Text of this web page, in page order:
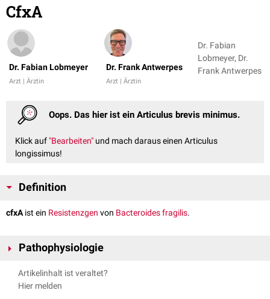
CfxA
Dr. Fabian Lobmeyer
Arzt | Ärztin
Dr. Frank Antwerpes
Arzt | Ärztin
Dr. Fabian
Lobmeyer, Dr.
Frank Antwerpes
Oops. Das hier ist ein Articulus brevis minimus.
Klick auf "Bearbeiten" und mach daraus einen Articulus
longissimus!
Definition
cfxA ist ein Resistenzgen von Bacteroides fragilis.
Pathophysiologie
Artikelinhalt ist veraltet?
Hier melden